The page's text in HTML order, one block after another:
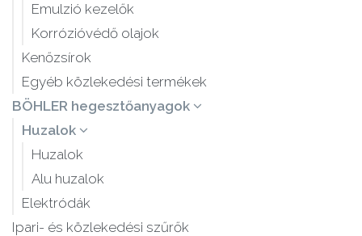
Emulzió kezelők
Korrózióvédő olajok
Kenőzsírok
Egyéb közlekedési termékek
BÖHLER hegesztőanyagok
Huzalok
Huzalok
Alu huzalok
Elektródák
Ipari- és közlekedési szűrők